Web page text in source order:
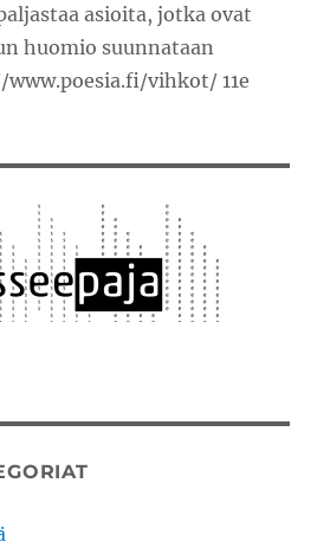
asioita, jotka ovat
huomio suunnataan
vihkot/ 11e